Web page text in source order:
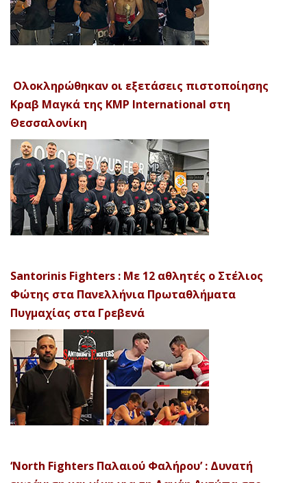
Ολοκληρώθηκαν οι εξετάσεις πιστοποίησης
Κραβ Μαγκά της KMP International στη
Θεσσαλονίκη
Santorinis Fighters : Με 12 αθλητές ο Στέλιος
Φώτης στα Πανελλήνια Πρωταθλήματα
Πυγμαχίας στα Γρεβενά
‘North Fighters Παλαιού Φαλήρου’ : Δυνατή